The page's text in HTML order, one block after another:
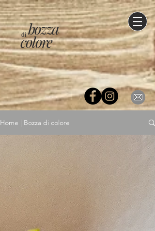
di
colore
bozza
Home | Bozza di colore